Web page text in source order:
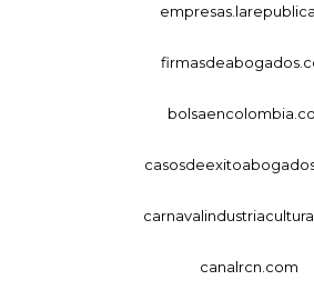
canalrcn.com